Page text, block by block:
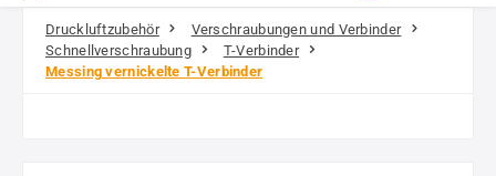
Druckluftzubehör
Verschraubungen und Verbinder
Schnellverschraubung
T-Verbinder
Messing vernickelte T-Verbinder